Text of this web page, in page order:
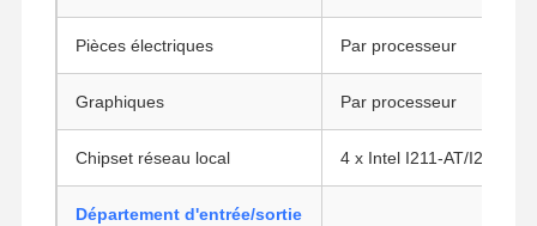
Pièces électriques Par processeur
Graphiques Par processeur
Chipset réseau local 4 x Intel I211-AT/I210-AT
Département d'entrée/sortie